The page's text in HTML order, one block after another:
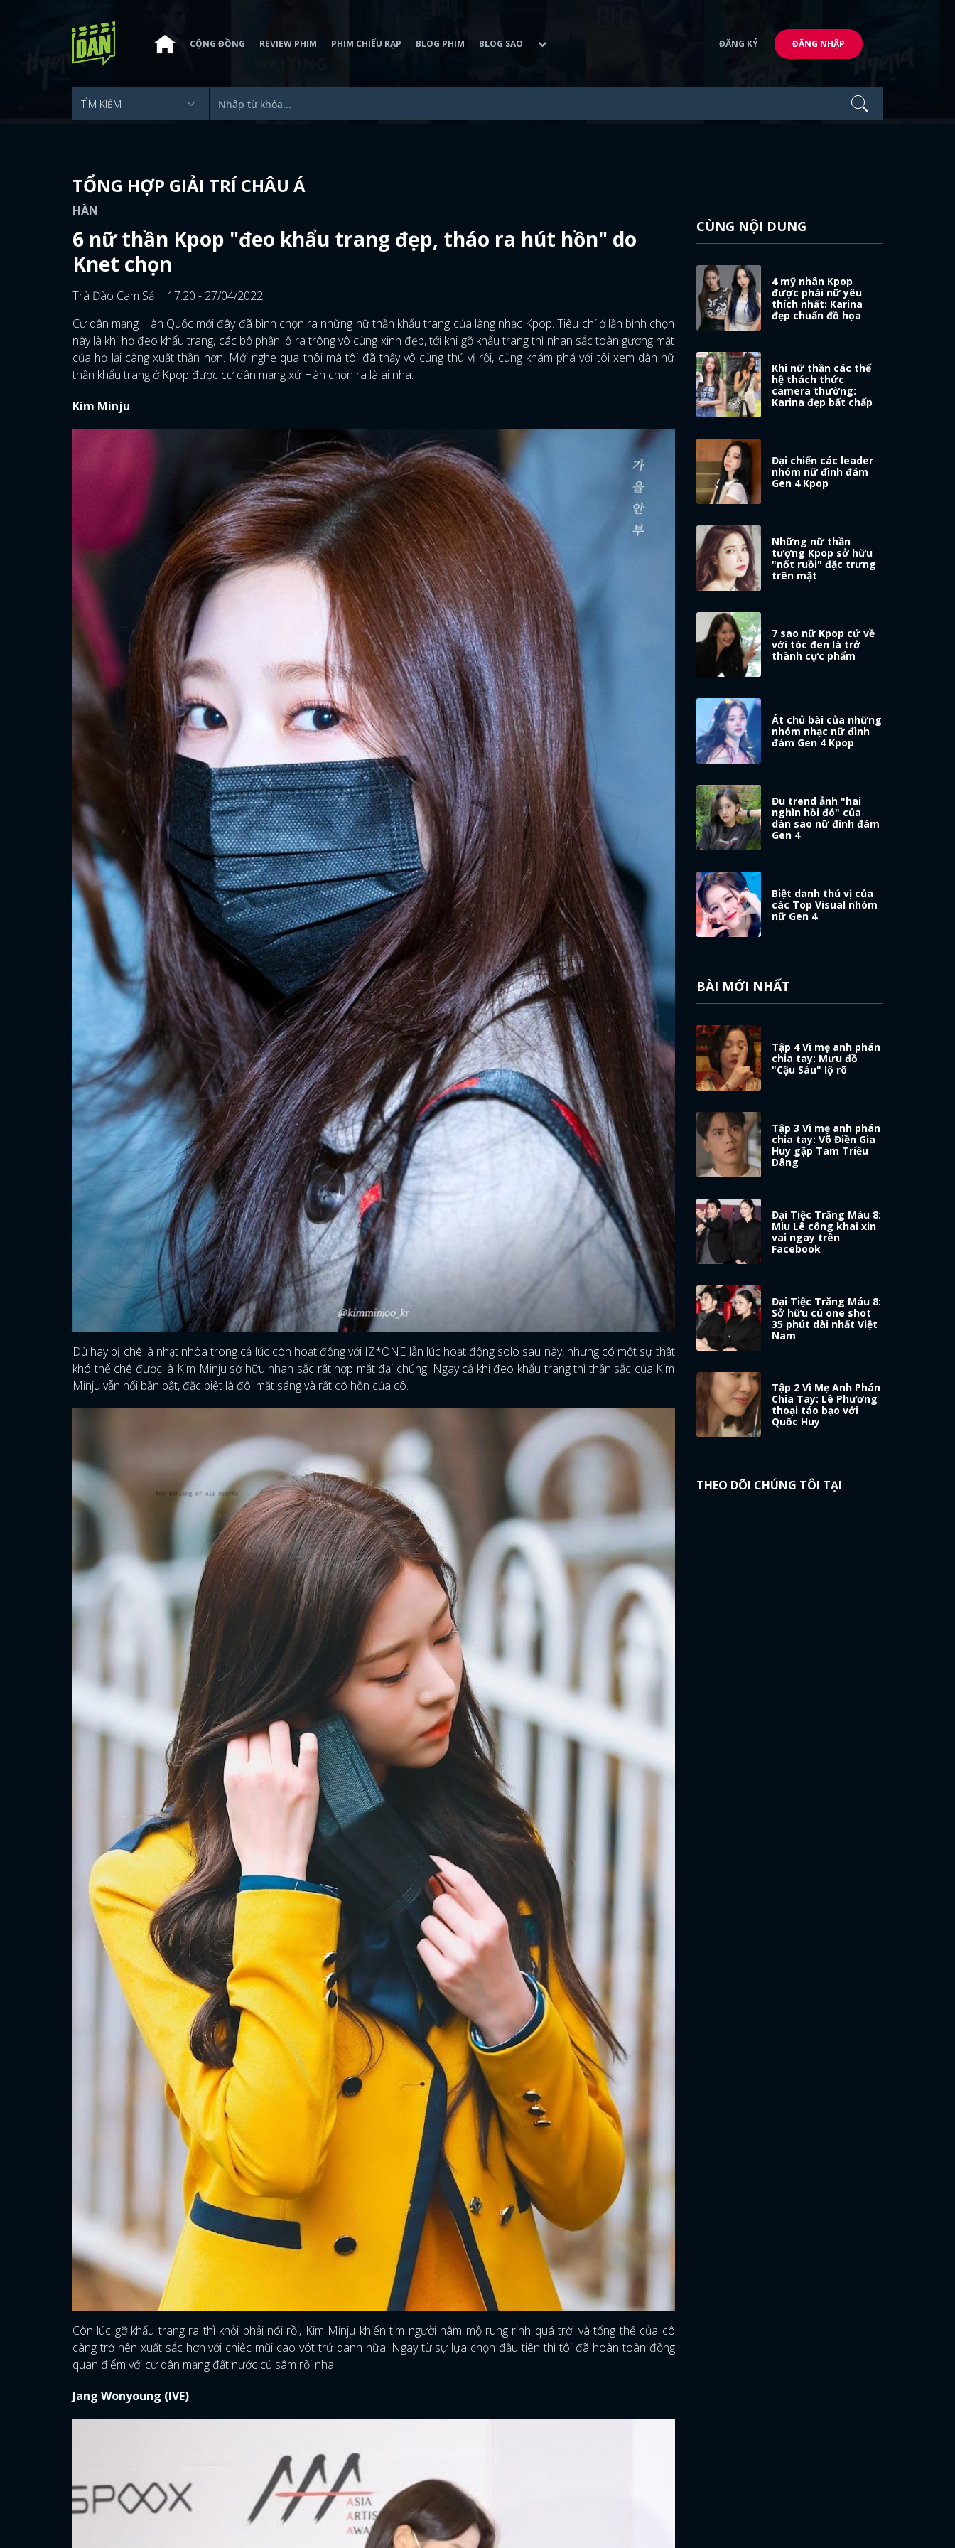
ĐĂNG NHẬP
FACEBOOK
CỘNG ĐỒNG REVIEW PHIM PHIM CHIẾU RẠP BLOG PHIM BLOG SAO ĐĂNG KÝ ĐĂNG NHẬP
TỔNG HỢP GIẢI TRÍ CHÂU Á
HÀN
6 nữ thần Kpop "đeo khẩu trang đẹp, tháo ra hút hồn" do
Knet chọn
Trà Đào Cam Sả
17:20 - 27/04/2022
Cư dân mạng Hàn Quốc mới đây đã bình chọn ra những nữ thần khẩu trang của làng nhạc Kpop. Tiêu chí ở lần bình chọn
này là khi họ đeo khẩu trang, các bộ phận lộ ra trông vô cùng xinh đẹp, tới khi gỡ khẩu trang thì nhan sắc toàn gương mặt
của họ lại càng xuất thần hơn. Mới nghe qua thôi mà tôi đã thấy vô cùng thú vị rồi, cùng khám phá với tôi xem dàn nữ
thần khẩu trang ở Kpop được cư dân mạng xứ Hàn chọn ra là ai nha.
Kim Minju
Dù hay bị chê là nhạt nhòa trong cả lúc còn hoạt động với IZ*ONE lẫn lúc hoạt động solo sau này, nhưng có một sự thật
khó thể chê được là Kim Minju sở hữu nhan sắc rất hợp mắt đại chúng. Ngay cả khi đeo khẩu trang thì thần sắc của Kim
Minju vẫn nổi bần bật, đặc biệt là đôi mắt sáng và rất có hồn của cô.
Còn lúc gỡ khẩu trang ra thì khỏi phải nói rồi, Kim Minju khiến tim người hâm mộ rung rinh quá trời và tổng thể của cô
càng trở nên xuất sắc hơn với chiếc mũi cao vót trứ danh nữa. Ngay từ sự lựa chọn đầu tiên thì tôi đã hoàn toàn đồng
quan điểm với cư dân mạng đất nước củ sâm rồi nha.
Jang Wonyoung (IVE)
CÙNG NỘI DUNG
4 mỹ nhân Kpop
được phái nữ yêu
thích nhất: Karina
đẹp chuẩn đồ họa
Khi nữ thần các thế
hệ thách thức
camera thường:
Karina đẹp bất chấp
Đại chiến các leader
nhóm nữ đình đám
Gen 4 Kpop
Những nữ thần
tượng Kpop sở hữu
"nốt ruồi" đặc trưng
trên mặt
7 sao nữ Kpop cứ về
với tóc đen là trở
thành cực phẩm
Át chủ bài của những
nhóm nhạc nữ đình
đám Gen 4 Kpop
Đu trend ảnh "hai
nghìn hồi đó" của
dàn sao nữ đình đám
Gen 4
Biệt danh thú vị của
các Top Visual nhóm
nữ Gen 4
BÀI MỚI NHẤT
Tập 4 Vì mẹ anh phán
chia tay: Mưu đồ
"Cậu Sáu" lộ rõ
Tập 3 Vì mẹ anh phán
chia tay: Võ Điền Gia
Huy gặp Tam Triều
Dâng
Đại Tiệc Trăng Máu 8:
Miu Lê công khai xin
vai ngay trên
Facebook
Đại Tiệc Trăng Máu 8:
Sở hữu cú one shot
35 phút dài nhất Việt
Nam
Tập 2 Vì Mẹ Anh Phán
Chia Tay: Lê Phương
thoại táo bạo với
Quốc Huy
THEO DÕI CHÚNG TÔI TẠI